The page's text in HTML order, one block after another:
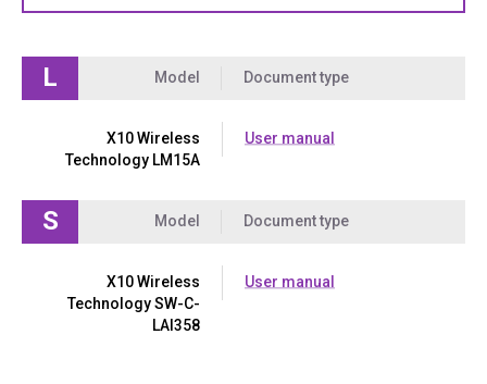
L Model Document type
X10 Wireless
Technology LM15A
User manual
S Model Document type
X10 Wireless
Technology SW-C-
LAI358
User manual